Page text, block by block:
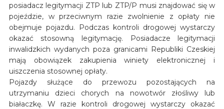
posiadacz legitymacji ZTP lub ZTP/P musi znajdować się w
pojeździe, w przeciwnym razie zwolnienie z opłaty nie
obejmuje pojazdu. Podczas kontroli drogowej wystarczy
okazać stosowną legitymację. Posiadacze legitymacji
inwalidzkich wydanych poza granicami Republiki Czeskiej
mają obowiązek zakupienia winiety elektronicznej i
uiszczenia stosownej opłaty.
Pojazdy służące do przewozu pozostających na
utrzymaniu dzieci chorych na nowotwór złośliwy lub
białaczkę. W razie kontroli drogowej wystarczy okazać